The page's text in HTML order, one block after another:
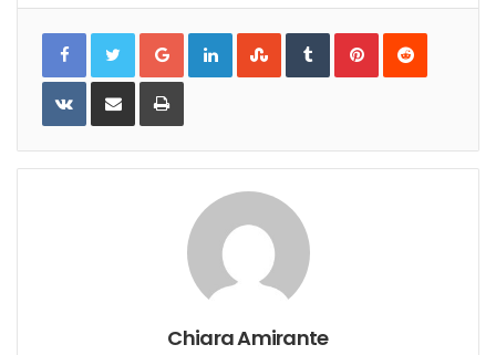
Google+LinkedInStumbleUpon
TumblrPinterestReddit
VKontakteShare
Email
Print
Chiara Amirante